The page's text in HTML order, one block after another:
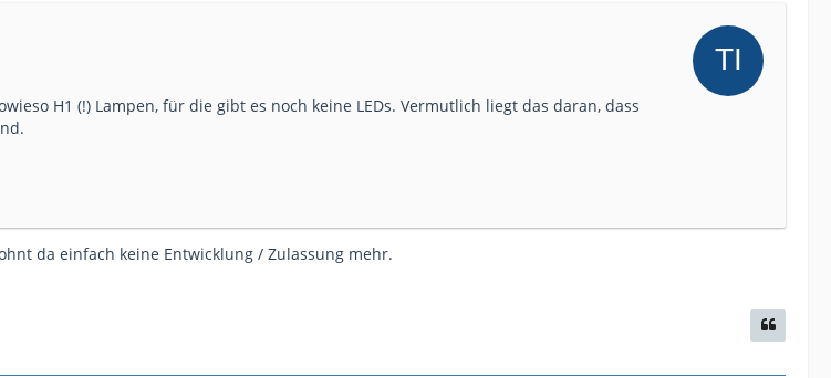
H1 (!) Lampen, für die gibt es noch keine LEDs. Vermutlich liegt das daran, dass
da einfach keine Entwicklung / Zulassung mehr.